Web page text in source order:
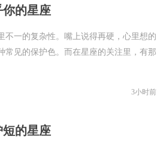
你的星座
不一的复杂性。嘴上说得再硬，心里想的
常见的保护色。而在星座的关注里，有那
3小时前
的星座